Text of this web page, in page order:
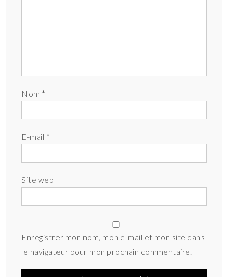
Nom *
E-mail *
Site web
Enregistrer mon nom, mon e-mail et mon site dans
le navigateur pour mon prochain commentaire.